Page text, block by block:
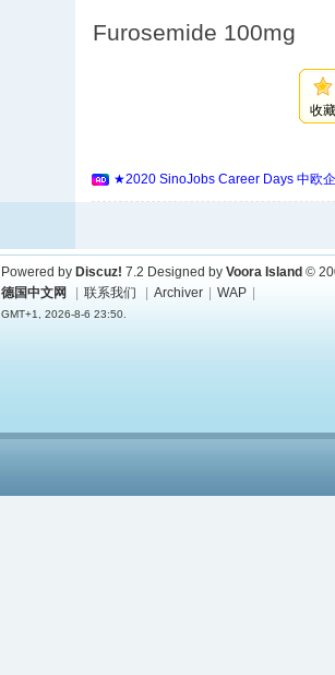
Furosemide 100mg
收
★2020 SinoJobs Career Days 中欧
Powered by Discuz! 7.2 Designed by Voora Island ©
德国中文网
联系我们 Archiver WAP
GMT+1, 2026-8-6 23:50.